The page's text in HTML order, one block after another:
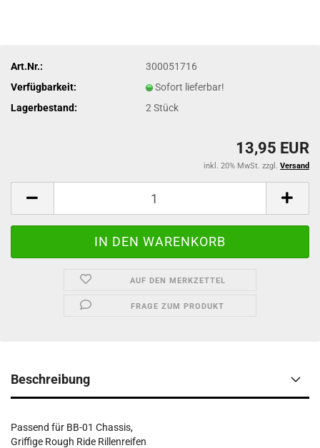
Art.Nr.:
300051716
Verfügbarkeit:
Sofort lieferbar!
Lagerbestand:
2Stück
13,95 EUR
inkl. 20% MwSt. zzgl. Versand
AUF DEN MERKZETTEL
FRAGE ZUM PRODUKT
Beschreibung
Passend für BB-01 Chassis,
Griffige Rough Ride Rillenreifen